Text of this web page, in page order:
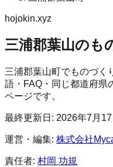
hojokin.xyz
三浦郡葉山のも
三浦郡葉山町でものづく
語・FAQ・同じ都道府県
ページです。
最終更新日: 2026年7月17
運営・編集: 株式会社
責任者: 村岡 功規